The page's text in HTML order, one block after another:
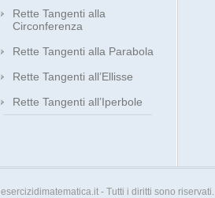
Rette Tangenti alla
Circonferenza
Rette Tangenti alla Parabola
Rette Tangenti all’Ellisse
Rette Tangenti all’Iperbole
esercizidimatematica.it - Tutti i diritti sono riservati.